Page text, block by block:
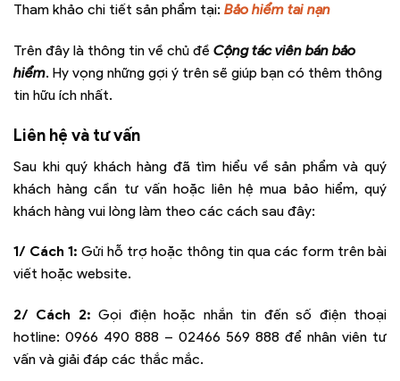
Tham khảo chi tiết sản phẩm tại: Bảo hiểm tai nạn
Trên đây là thông tin về chủ đề Cộng tác viên bán bảo
hiểm. Hy vọng những gợi ý trên sẽ giúp bạn có thêm thông
tin hữu ích nhất.
Liên hệ và tư vấn
Sau khi quý khách hàng đã tìm hiểu về sản phẩm và quý
khách hàng cần tư vấn hoặc liên hệ mua bảo hiểm, quý
khách hàng vui lòng làm theo các cách sau đây:
1/ Cách 1: Gửi hỗ trợ hoặc thông tin qua các form trên bài
viết hoặc website.
2/ Cách 2: Gọi điện hoặc nhắn tin đến số điện thoại
hotline: 0966 490 888 – 02466 569 888 để nhân viên tư
vấn và giải đáp các thắc mắc.